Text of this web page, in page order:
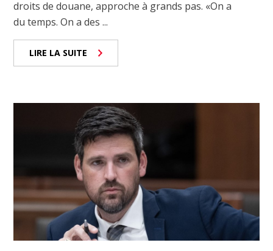
droits de douane, approche à grands pas. «On a
du temps. On a des ...
LIRE LA SUITE